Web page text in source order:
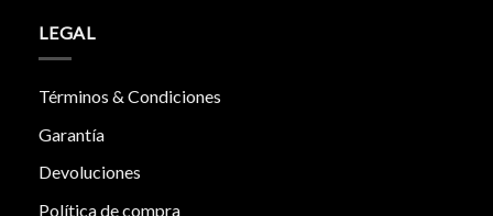
LEGAL
Términos & Condiciones
Garantía
Devoluciones
Política de compra